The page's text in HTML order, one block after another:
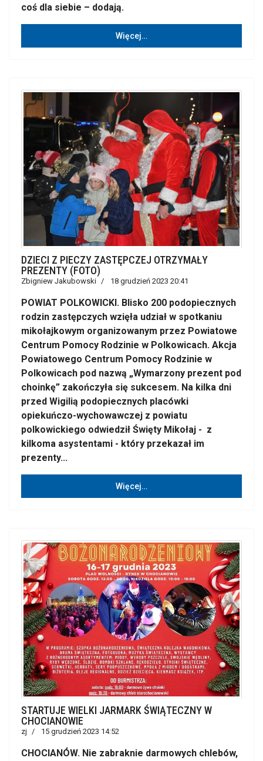
coś dla siebie – dodają.
Więcej…
DZIECI Z PIECZY ZASTĘPCZEJ OTRZYMAŁY
PREZENTY (FOTO)
Zbigniew Jakubowski 18 grudzień 2023 20:41
POWIAT POLKOWICKI. Blisko 200 podopiecznych
rodzin zastępczych wzięła udział w spotkaniu
mikołajkowym organizowanym przez Powiatowe
Centrum Pomocy Rodzinie w Polkowicach. Akcja
Powiatowego Centrum Pomocy Rodzinie w
Polkowicach pod nazwą „Wymarzony prezent pod
choinkę” zakończyła się sukcesem. Na kilka dni
przed Wigilią podopiecznych placówki
opiekuńczo-wychowawczej z powiatu
polkowickiego odwiedził Święty Mikołaj - z
kilkoma asystentami - który przekazał im
prezenty...
Więcej…
STARTUJE WIELKI JARMARK ŚWIĄTECZNY W
CHOCIANOWIE
zj 15 grudzień 2023 14:52
CHOCIANÓW. Nie zabraknie darmowych chlebów,